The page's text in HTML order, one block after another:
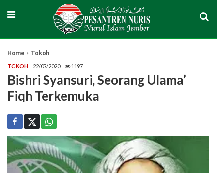
Home Tokoh
TOKOH 22/07/2020 1197
Bishri Syansuri, Seorang Ulama’
Fiqh Terkemuka